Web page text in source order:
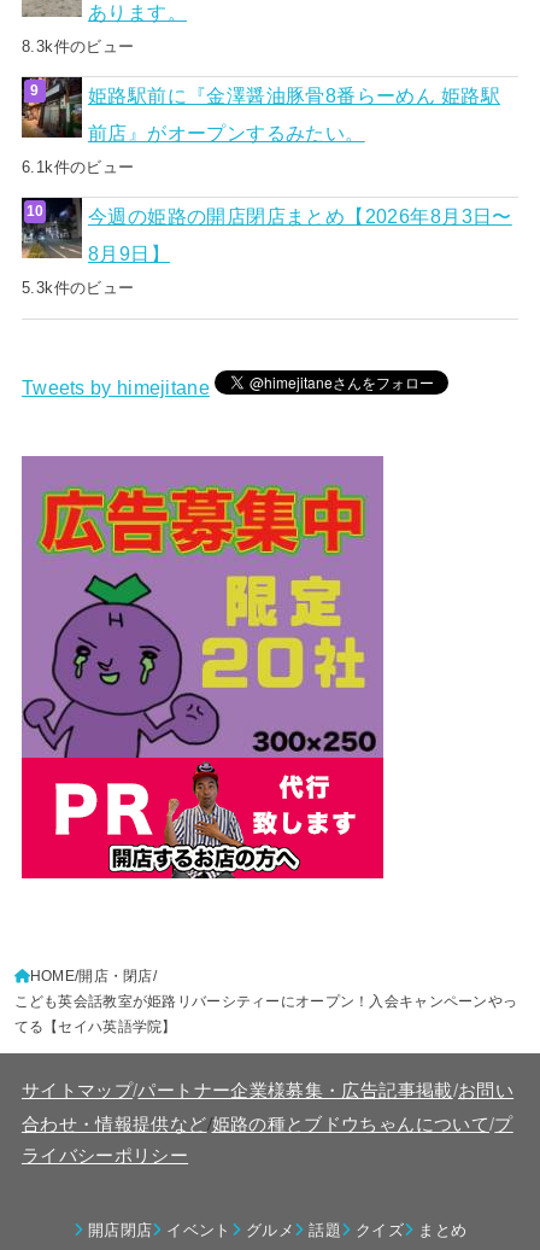
あります。
8.3k件のビュー
姫路駅前に『金澤醤油豚骨8番らーめん 姫路駅
前店』がオープンするみたい。
6.1k件のビュー
今週の姫路の開店閉店まとめ【2026年8月3日〜
8月9日】
5.3k件のビュー
Tweets by himejitane
HOME 開店・閉店
こども英会話教室が姫路リバーシティーにオープン！入会キャンペーンやっ
てる【セイハ英語学院】
サイトマップ/パートナー企業様募集・広告記事掲載/お問い
合わせ・情報提供など/姫路の種とブドウちゃんについて/プ
ライバシーポリシー
開店閉店 イベント グルメ 話題 クイズ まとめ